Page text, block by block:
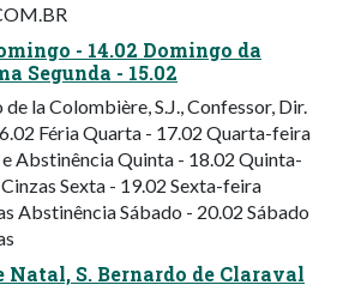
- 14.02 Domingo da
Segunda - 15.02
de la Colombière, S.J., Confessor, Dir.
Féria Quarta - 17.02 Quarta-feira
e Abstinência Quinta - 18.02 Quinta-
Sexta - 19.02 Sexta-feira
Abstinência Sábado - 20.02 Sábado
Natal, S. Bernardo de Claraval